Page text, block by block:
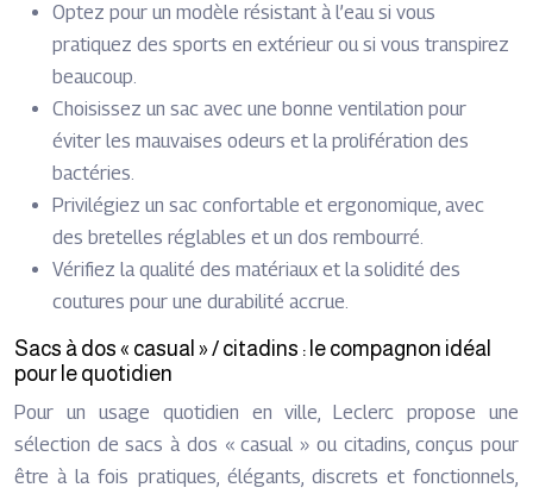
Optez pour un modèle résistant à l’eau si vous
pratiquez des sports en extérieur ou si vous transpirez
beaucoup.
Choisissez un sac avec une bonne ventilation pour
éviter les mauvaises odeurs et la prolifération des
bactéries.
Privilégiez un sac confortable et ergonomique, avec
des bretelles réglables et un dos rembourré.
Vérifiez la qualité des matériaux et la solidité des
coutures pour une durabilité accrue.
Sacs à dos « casual » / citadins : le compagnon idéal
pour le quotidien
Pour un usage quotidien en ville, Leclerc propose une
sélection de sacs à dos « casual » ou citadins, conçus pour
être à la fois pratiques, élégants, discrets et fonctionnels,